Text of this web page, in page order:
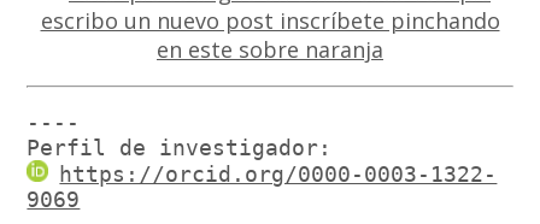
----
Perfil de investigador:
https://orcid.org/0000-0003-1322-
9069